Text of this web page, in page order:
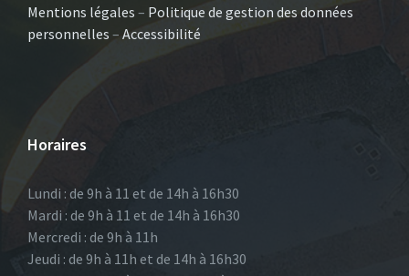
Mentions légales – Politique de gestion des données
personnelles – Accessibilité
Horaires
Lundi : de 9h à 11 et de 14h à 16h30
Mardi : de 9h à 11 et de 14h à 16h30
Mercredi : de 9h à 11h
Jeudi : de 9h à 11h et de 14h à 16h30